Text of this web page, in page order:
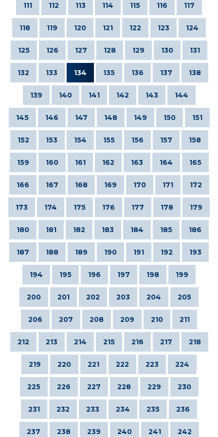
111 112 113 114 115 116 117
118 119 120 121 122 123 124
125 126 127 128 129 130 131
132 133 134 135 136 137 138
139 140 141 142 143 144
145 146 147 148 149 150 151
152 153 154 155 156 157 158
159 160 161 162 163 164 165
166 167 168 169 170 171 172
173 174 175 176 177 178 179
180 181 182 183 184 185 186
187 188 189 190 191 192 193
194 195 196 197 198 199
200 201 202 203 204 205
206 207 208 209 210 211
212 213 214 215 216 217 218
219 220 221 222 223 224
225 226 227 228 229 230
231 232 233 234 235 236
237 238 239 240 241 242